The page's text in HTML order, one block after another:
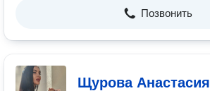
Позвонить
Щурова Анастасия